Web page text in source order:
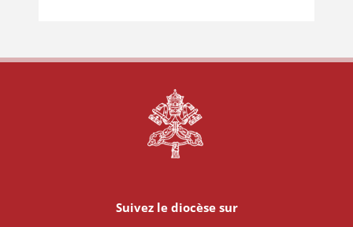
Suivez le diocèse sur